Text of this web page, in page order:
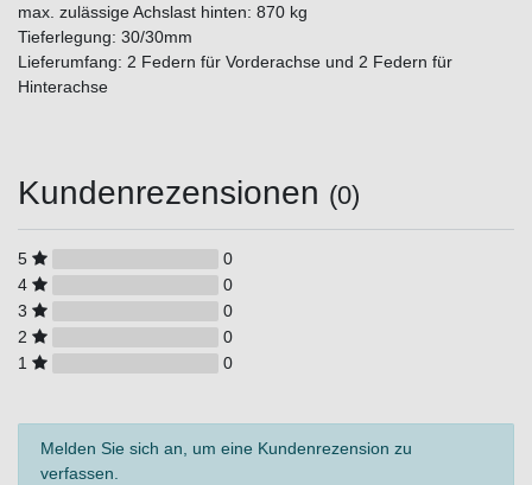
max. zulässige Achslast hinten: 870 kg
Tieferlegung: 30/30mm
Lieferumfang: 2 Federn für Vorderachse und 2 Federn für
Hinterachse
Kundenrezensionen (0)
5
0
4
0
3
0
2
0
1
0
Melden Sie sich an, um eine Kundenrezension zu
verfassen.